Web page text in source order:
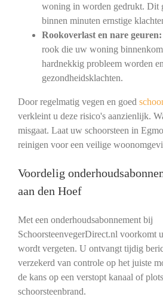
woning in worden gedrukt. Dit
binnen minuten ernstige
Rookoverlast en nare geuren:
rook die uw woning
hardnekkig probleem worden
gezondheidsklachten.
Door regelmatig vegen en goed
verkleint u deze risico's aanzienlijk.
misgaat. Laat uw schoorsteen in
reinigen voor een veilige
Voordelig
aan den Hoef
Met een onderhoudsabonnement bij
SchoorsteenvegerDirect.nl voorkomt
wordt vergeten. U ontvangt tijdig
verzekerd van controle op het juiste
de kans op een verstopt kanaal of
schoorsteenbrand.